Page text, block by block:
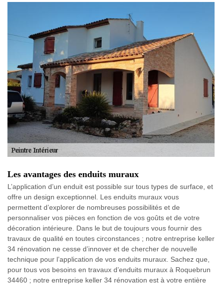
Les avantages des enduits muraux
L’application d’un enduit est possible sur tous types de surface, et
offre un design exceptionnel. Les enduits muraux vous
permettent d’explorer de nombreuses possibilités et de
personnaliser vos pièces en fonction de vos goûts et de votre
décoration intérieure. Dans le but de toujours vous fournir des
travaux de qualité en toutes circonstances ; notre entreprise keller
34 rénovation ne cesse d’innover et de chercher de nouvelle
technique pour l’application de vos enduits muraux. Sachez que,
pour tous vos besoins en travaux d’enduits muraux à Roquebrun
34460 ; notre entreprise keller 34 rénovation est à votre entière